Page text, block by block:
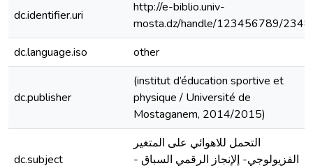
dc.identifier.uri
http://e-biblio.univ-
mosta.dz/handle/123456789/
dc.language.iso
other
dc.publisher
(institut d’éducation sportive et
physique / Université de
Mostaganem, 2014/2015)
dc.subject
التحمل للاهوائي على المتغير
الفزيولوجي- إلإنجاز الرقمي السباق -